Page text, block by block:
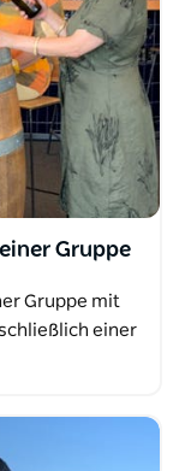
Awards mit
der
Western
Gruppe
Gruppe mit
einer